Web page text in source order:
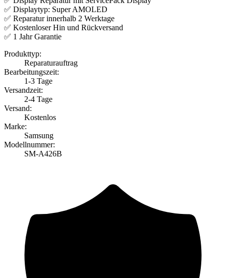
✅ Displaytyp: Super AMOLED
✅ Reparatur innerhalb 2 Werktage
✅ Kostenloser Hin und Rückversand
✅ 1 Jahr Garantie
Produkttyp:
Reparaturauftrag
Bearbeitungszeit:
1-3 Tage
Versandzeit:
2-4 Tage
Versand:
Kostenlos
Marke:
Samsung
Modellnummer:
SM-A426B